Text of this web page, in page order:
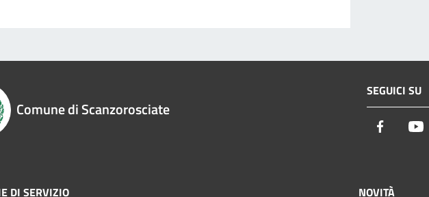
Comune di Scanzorosciate
SEGUICI SU
Facebook
DI SERVIZIO NOVITÀ